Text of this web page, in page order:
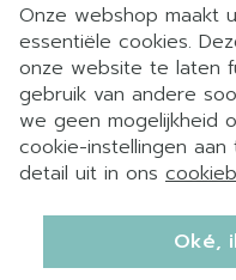
Onze webshop maakt
essentiële cookies.
onze website te laten
gebruik van andere
we geen mogelijkheid
cookie-instellingen
detail uit in ons
Oké,